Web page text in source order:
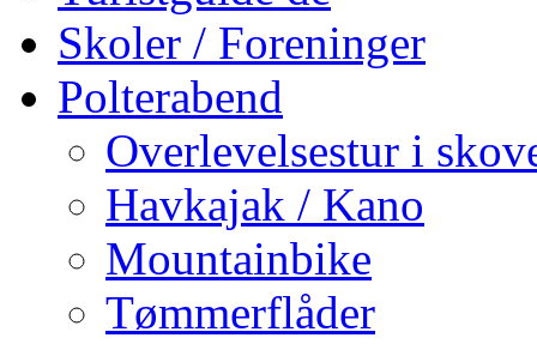
Skoler / Foreninger
Polterabend
Overlevelsestur i
Havkajak / Kano
Mountainbike
Tømmerflåder